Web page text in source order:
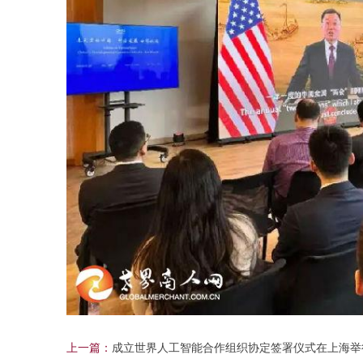
上一篇： 成立世界人工智能合作组织协定签署仪式在上海